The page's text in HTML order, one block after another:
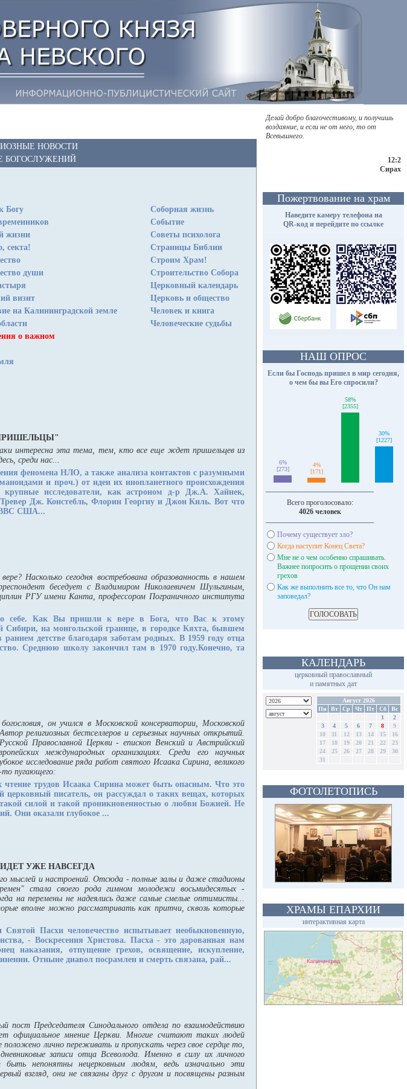
НОВОСТИ
БОГОСЛУЖЕНИЙ
Богу
жизни
секта!
души
визит
на Калининградской земле
о важном
Соборная жизнь
Событие
Советы психолога
Страницы Библии
Строим Храм!
Строительство Собора
Церковный календарь
Церковь и общество
Человек и книга
Человеческие судьбы
интересна эта тема, тем, кто все еще ждет пришельцев из
среди нас...
феномена НЛО, а также анализа контактов с разумными
и проч.) от идеи их инопланетного происхождения
исследователи, как астроном д-р Дж.А. Хайнек,
Дж. Констебль, Флорин Георгиу и Джон Киль. Вот что
ВВС США...
Насколько сегодня востребована образованность в нашем
беседует с Владимиром Николаевичем Шульгиным,
РГУ имени Канта, профессором Пограничного института
о себе. Как Вы пришли к вере в Бога, что Вас к этому
Сибири, на монгольской границе, в городке Кяхта, бывшем
детстве благодаря заботам родных. В 1959 году отца
Среднюю школу закончил там в 1970 году.Конечно, та
он учился в Московской консерватории, Московской
религиозных бестселлеров и серьезных научных открытий.
Православной Церкви - епископ Венский и Австрийский
международных организациях. Среди его научных
исследование ряда работ святого Исаака Сирина, великого
то пугающего:
трудов Исаака Сирина может быть опасным. Что это
писатель, он рассуждал о таких вещах, которых
силой и такой проникновенностью о любви Божией. Не
Они оказали глубокое ...
УЖЕ НАВСЕГДА
мыслей и настроений. Отсюда - полные залы и даже стадионы
стала своего рода гимном молодежи восьмидесятых -
на перемены не надеялись даже самые смелые оптимисты...
вполне можно рассматривать как притчи, сквозь которые
Святой Пасхи человечество испытывает необыкновенную,
- Воскресения Христова. Пасха - это дарованная нам
наказания, отпущение грехов, освящение, искупление,
Отныне диавол посрамлен и смерть связана, рай...
пост Председателя Синодального отдела по взаимодействию
официальное мнение Церкви. Многие считают таких людей
лично переживать и пропускать через свое сердце то,
записи отца Всеволода. Именно в силу их личного
непонятны нецерковным людям, ведь изначально эти
взгляд, они не связаны друг с другом и посвящены разным
Делай добро благочестивому, и получишь
воздаяние, и если не от него, то от
Всевышнего.
12:2
Сирах
Пожертвование на храм
Наведите камеру телефона на
QR-код и перейдите по ссылке
НАШ ОПРОС
Если бы Господь пришел в мир сегодня,
о чем бы вы Его спросили?
6%
[273]
4%
[171]
58%
[2355]
30%
[1227]
Всего проголосовало:
4026 человек
Почему существует зло?
Когда наступит Конец Света?
Мне не о чем особенно спрашивать.
Важнее попросить о прощении своих
грехов
Как же выполнить все то, что Он нам
заповедал?
КАЛЕНДАРЬ
церковный православный
и памятных дат
Август 2026
Пн
Вт Ср Чт Пт Сб
Вс
1
2
3
4 5 6 7 8
9
10
11 12 13 14 15
16
17
18 19 20 21 22
23
24
25 26 27 28 29
30
31
ФОТОЛЕТОПИСЬ
ХРАМЫ ЕПАРХИИ
интерактивная карта